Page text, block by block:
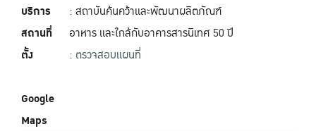
บริการ
สถานที่
ตั้ง
Google
Maps
: สถาบันค้นคว้าและพัฒนาผลิตภัณฑ์
อาหาร และใกล้กับอาคารสารนิเทศ 50 ปี
: ตรวจสอบแผนที่